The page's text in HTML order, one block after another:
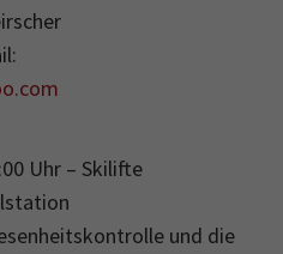
Uhr – Skilifte
und die